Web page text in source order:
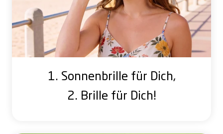
1. Sonnenbrille für Dich,
2. Brille für Dich!